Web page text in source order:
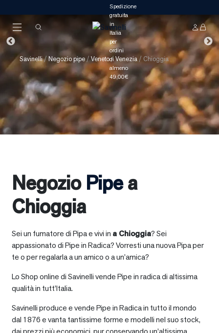
Savinelli/ Negozio pipe/Veneto/Venezia / Chioggia
Negozio Pipea
Chioggia
Sei un fumatore di Pipa e vivi in a Chioggia? Sei
appassionato di Pipe in Radica? Vorresti una nuova Pipa per
te o per regalarla a un amico o a un’amica?
Lo Shop online di Savinelli vende Pipe in radica di altissima
qualità in tutt’Italia.
Savinelli produce e vende Pipe in Radica in tutto il mondo
dal 1876 e vanta tantissime forme e modelli nel suo stock,